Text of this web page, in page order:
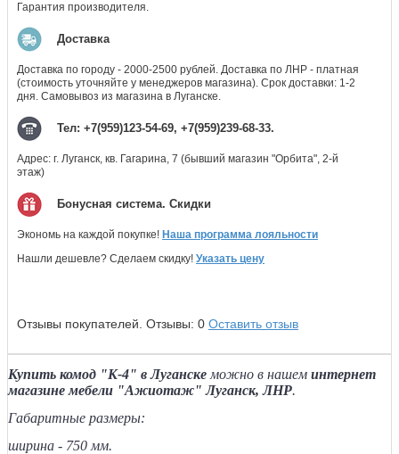
Гарантия производителя.
Доставка
Доставка по городу - 2000-2500 рублей. Доставка по ЛНР - платная
(стоимость уточняйте у менеджеров магазина). Срок доставки: 1-2
дня. Самовывоз из магазина в Луганске.
Тел: +7(959)123-54-69, +7(959)239-68-33.
Адрес: г. Луганск, кв. Гагарина, 7 (бывший магазин "Орбита", 2-й
этаж)
Бонусная система. Скидки
Экономь на каждой покупке! Наша программа лояльности
Нашли дешевле? Сделаем скидку! Указать цену
Отзывы покупателей. Отзывы: 0 Оставить отзыв
Купить комод "К-4" в Луганске можно в нашем интернет
магазине мебели "Ажиотаж" Луганск, ЛНР.
Габаритные размеры:
ширина - 750 мм.